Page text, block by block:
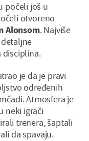
počeli još u
otvoreno
Alonsom. Najviše
disciplina.
je da je pravi
određenih
Atmosfera je
neki igrači
trenera, šaptali
da spavaju.